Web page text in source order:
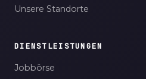
Unsere Standorte
DIENSTLEISTUNGEN
Jobbörse